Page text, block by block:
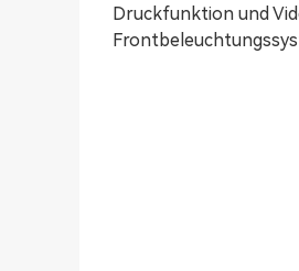
Druckfunktion und